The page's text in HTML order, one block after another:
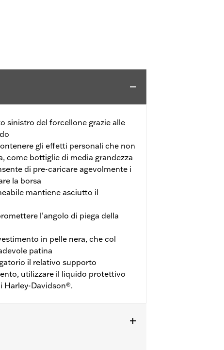
sinistro del forcellone grazie alle
gli effetti personali che non
come bottiglie di media grandezza
di pre-caricare agevolmente i
la borsa
mantiene asciutto il
l’angolo di piega della
in pelle nera, che col
patina
il relativo supporto
utilizzare il liquido protettivo
Harley-Davidson®.